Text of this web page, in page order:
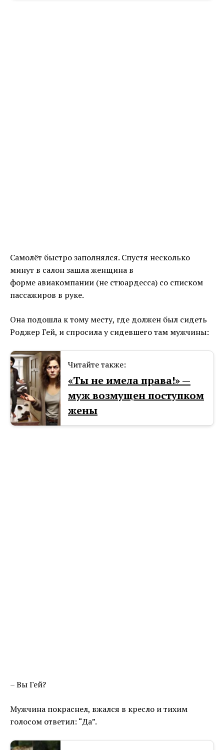
Самолёт быстро заполнялся. Спустя несколько
минут в салон зашла женщина в
форме авиакомпании (не стюардесса) со списком
пассажиров в руке.
Она подошла к тому месту, где должен был сидеть
Роджер Гей, и спросила у сидевшего там мужчины:
Читайте также:
«Ты не имела права!» —
муж возмущен поступком
жены
– Вы Гей?
Мужчина покраснел, вжался в кресло и тихим
голосом ответил: “Да”.